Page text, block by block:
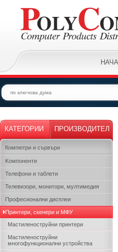
КАТЕГОРИИ ПРОИЗВОДИТЕЛ
Компютри и сървъри
Kомпоненти
Телефони и таблети
Телевизори, монитори, мултимедия
Професионални дисплеи
Принтери, скенери и МФУ
Мастиленоструйни принтери
Мастиленоструйни
многофункционални устройства